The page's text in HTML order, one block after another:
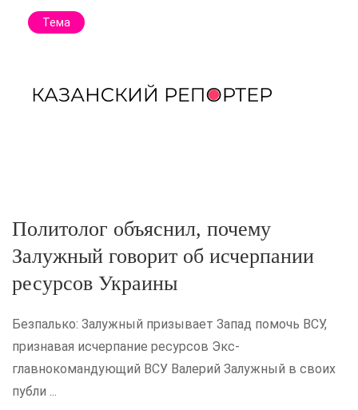
Тема
Политолог объяснил, почему
Залужный говорит об исчерпании
ресурсов Украины
Безпалько: Залужный призывает Запад помочь ВСУ,
признавая исчерпание ресурсов Экс-
главнокомандующий ВСУ Валерий Залужный в своих
публи ...